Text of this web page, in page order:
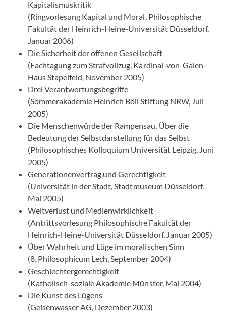
Kapitalismuskritik
(Ringvorlesung Kapital und Moral, Philosophische
Fakultät der Heinrich-Heine-Universität Düsseldorf,
Januar 2006)
Die Sicherheit der offenen Gesellschaft
(Fachtagung zum Strafvollzug, Kardinal-von-Galen-
Haus Stapelfeld, November 2005)
Drei Verantwortungsbegriffe
(Sommerakademie Heinrich Böll Stiftung NRW, Juli
2005)
Die Menschenwürde der Rampensau. Über die
Bedeutung der Selbstdarstellung für das Selbst
(Philosophisches Kolloquium Universität Leipzig, Juni
2005)
Generationenvertrag und Gerechtigkeit
(Universität in der Stadt, Stadtmuseum Düsseldorf,
Mai 2005)
Weltverlust und Medienwirklichkeit
(Antrittsvorlesung Philosophische Fakultät der
Heinrich-Heine-Universität Düsseldorf, Januar 2005)
Über Wahrheit und Lüge im moralischen Sinn
(8. Philosophicum Lech, September 2004)
Geschlechtergerechtigkeit
(Katholisch-soziale Akademie Münster, Mai 2004)
Die Kunst des Lügens
(Gelsenwasser AG, Dezember 2003)